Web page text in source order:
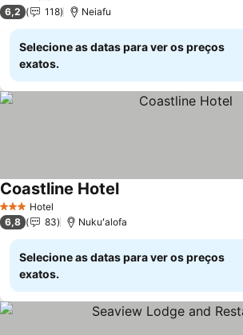
6,2 118 Neiafu
Selecione as datas para ver os preços
exatos.
3 EstrelasHotel
Coastline HotelVer preços
6,8 83 Nukuʻalofa
Selecione as datas para ver os preços
exatos.